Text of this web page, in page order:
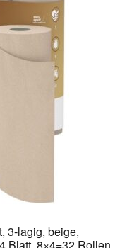
3-lagig, beige,